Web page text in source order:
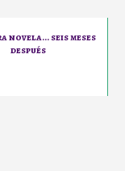
novela... seis meses
después